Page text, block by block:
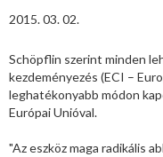
2015. 03. 02.
Schöpflin szerint minden
kezdeményezés (ECI –
leghatékonyabb módon
Európai Unióval.
"Az eszköz maga radikális